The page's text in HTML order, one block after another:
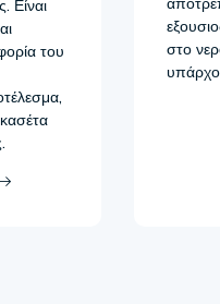
Είναι
του
στο